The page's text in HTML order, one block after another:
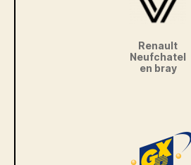
Renault
Neufchatel
en bray